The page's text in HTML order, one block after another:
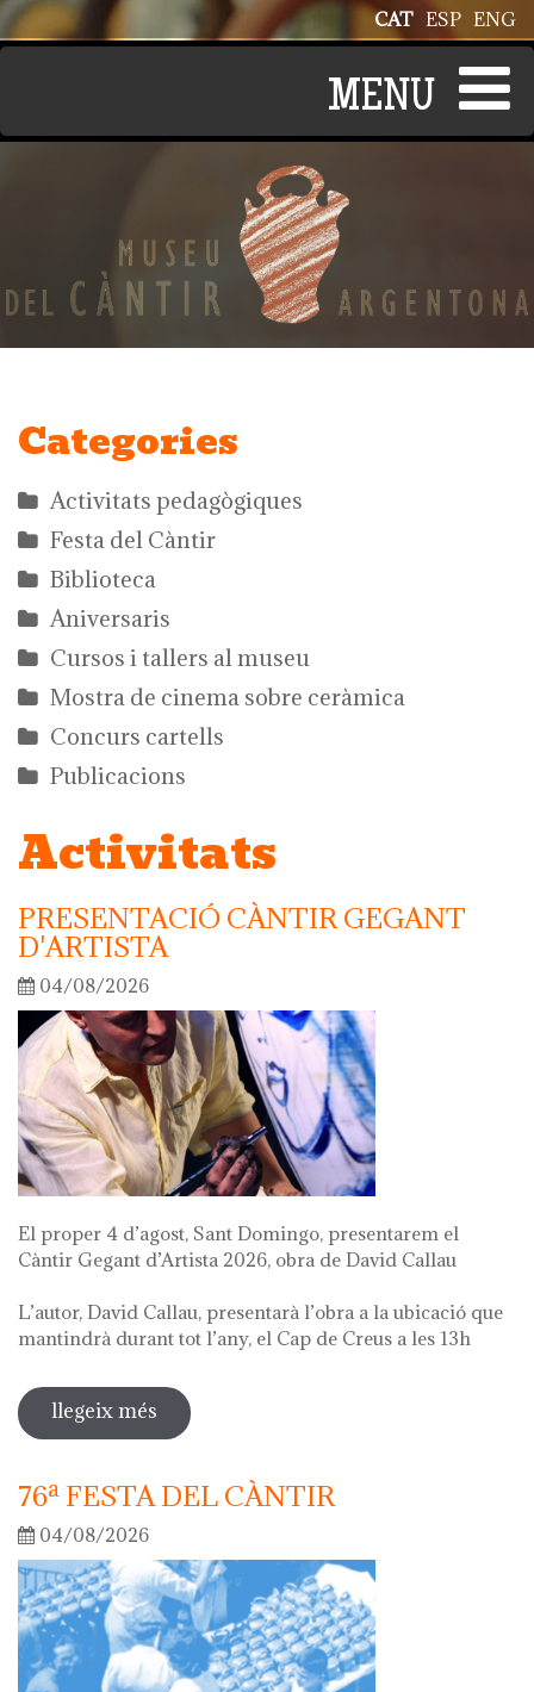
Vés al contingut ENG
ESP
CAT
Categories
Activitats pedagògiques
Festa del Càntir
Biblioteca
Aniversaris
Cursos i tallers al museu
Mostra de cinema sobre ceràmica
Concurs cartells
Publicacions
Activitats
PRESENTACIÓ CÀNTIR GEGANT
D'ARTISTA
04/08/2026
El proper 4 d’agost, Sant Domingo, presentarem el
Càntir Gegant d’Artista 2026, obra de David Callau
L’autor, David Callau, presentarà l’obra a la ubicació que
mantindrà durant tot l’any, el Cap de Creus a les 13h
llegeix més sobre presentació càntir gegant
d'artista
76ª FESTA DEL CÀNTIR
04/08/2026